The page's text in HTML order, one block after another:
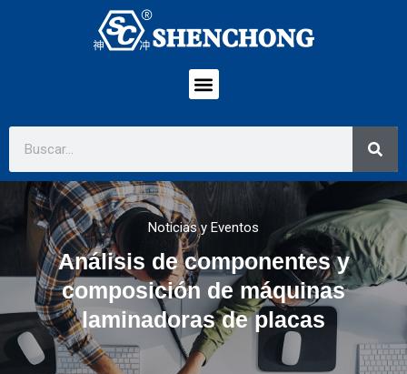
Noticias y Eventos
Análisis de componentes y
composición de máquinas
laminadoras de placas